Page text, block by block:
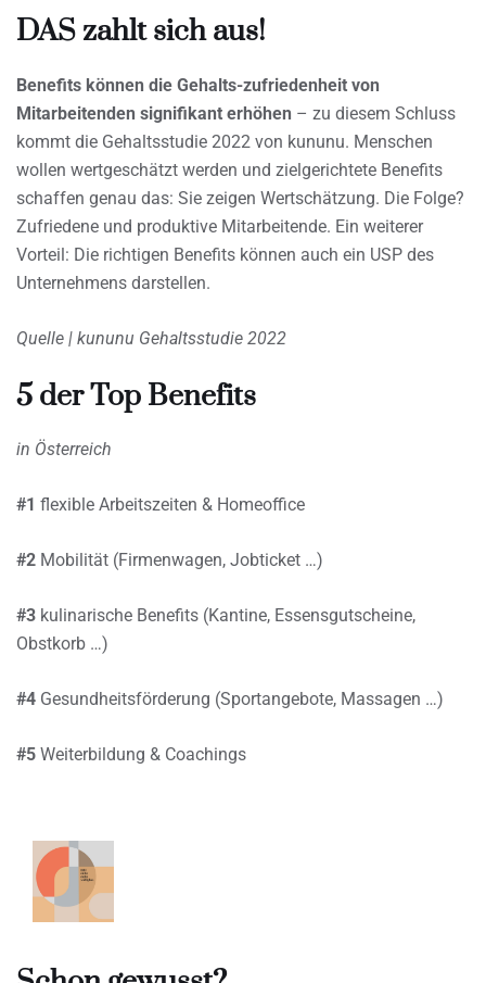
DAS zahlt sich aus!
Benefits können die Gehalts-zufriedenheit von
Mitarbeitenden signifikant erhöhen – zu diesem Schluss
kommt die Gehaltsstudie 2022 von kununu. Menschen
wollen wertgeschätzt werden und zielgerichtete Benefits
schaffen genau das: Sie zeigen Wertschätzung. Die Folge?
Zufriedene und produktive Mitarbeitende. Ein weiterer
Vorteil: Die richtigen Benefits können auch ein USP des
Unternehmens darstellen.
Quelle | kununu Gehaltsstudie 2022
5 der Top Benefits
in Österreich
#1 flexible Arbeitszeiten & Homeoffice
#2 Mobilität (Firmenwagen, Jobticket …)
#3 kulinarische Benefits (Kantine, Essensgutscheine,
Obstkorb …)
#4 Gesundheitsförderung (Sportangebote, Massagen …)
#5 Weiterbildung & Coachings